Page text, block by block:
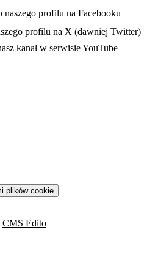
się w nowej karcie
naszego profilu na Facebooku
profilu na X (dawniej Twitter)
w nowej karcie
kanał w serwisie YouTube
plików cookie
CMS Edito